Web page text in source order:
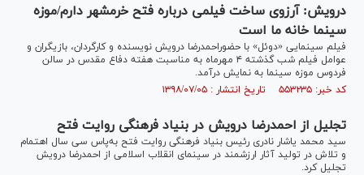
درویش: آرزوی ساخت فیلمی درباره فتح خرمشهر دارم/موزه
سینما خانه ما است
فیلم سینمایی «دوئل» با حضوراحمدرضا درویش نویسنده و کارگردان، بازیگران و
عوامل فیلم شب گذشته ۴ مهرماه به مناسبت هفته دفاع مقدس در سالن
فردوس موزه سینما به نمایش درآمد.
کد خبر: ۵۵۳۲۳۵ تاریخ انتشار : ۱۳۹۸/۰۷/۰۵
تجلیل از احمدرضا درویش در بنیاد فرهنگی روایت فتح
سید محمد یاشار نادری رئیس بنیاد فرهنگی روایت فتح به‌پاس سی سال اهتمام
و تلاش در تولید آثار ارزشمند در سینمای انقلاب اسلامی از احمدرضا درویش
تجلیل کرد.